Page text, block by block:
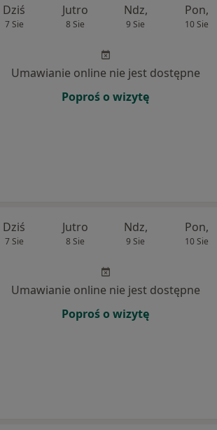
Dziś
7 Sie
Jutro
8 Sie
Ndz,
9 Sie
Pon,
10 Sie
Umawianie online nie jest dostępne
Poproś o wizytę
Dziś
7 Sie
Jutro
8 Sie
Ndz,
9 Sie
Pon,
10 Sie
Umawianie online nie jest dostępne
Poproś o wizytę